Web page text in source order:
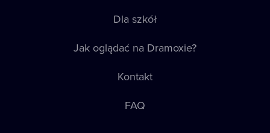
Dla szkół
Jak oglądać na Dramoxie?
Kontakt
FAQ